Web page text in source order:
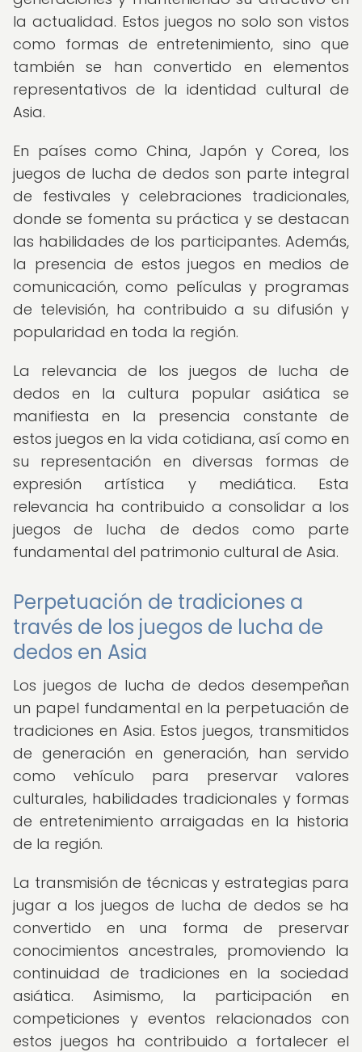
la actualidad. Estos juegos no solo son vistos
como formas de entretenimiento, sino que
también se han convertido en elementos
representativos de la identidad cultural de
Asia.
En países como China, Japón y Corea, los
juegos de lucha de dedos son parte integral
de festivales y celebraciones tradicionales,
donde se fomenta su práctica y se destacan
las habilidades de los participantes. Además,
la presencia de estos juegos en medios de
comunicación, como películas y programas
de televisión, ha contribuido a su difusión y
popularidad en toda la región.
La relevancia de los juegos de lucha de
dedos en la cultura popular asiática se
manifiesta en la presencia constante de
estos juegos en la vida cotidiana, así como en
su representación en diversas formas de
expresión artística y mediática. Esta
relevancia ha contribuido a consolidar a los
juegos de lucha de dedos como parte
fundamental del patrimonio cultural de Asia.
Perpetuación de tradiciones a
través de los juegos de lucha de
dedos en Asia
Los juegos de lucha de dedos desempeñan
un papel fundamental en la perpetuación de
tradiciones en Asia. Estos juegos, transmitidos
de generación en generación, han servido
como vehículo para preservar valores
culturales, habilidades tradicionales y formas
de entretenimiento arraigadas en la historia
de la región.
La transmisión de técnicas y estrategias para
jugar a los juegos de lucha de dedos se ha
convertido en una forma de preservar
conocimientos ancestrales, promoviendo la
continuidad de tradiciones en la sociedad
asiática. Asimismo, la participación en
competiciones y eventos relacionados con
estos juegos ha contribuido a fortalecer el